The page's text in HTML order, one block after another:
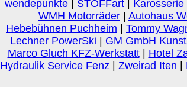
wendepunkte| STOFFart| Karosserie
WMH Motorräder| Autohaus
Hebebühnen Puchheim | Tommy
Lechner PowerSki | GM GmbH
Marco Gluch KFZ-Werkstatt| Hotel
Hydraulik Service Fenz | Zweirad Iten |